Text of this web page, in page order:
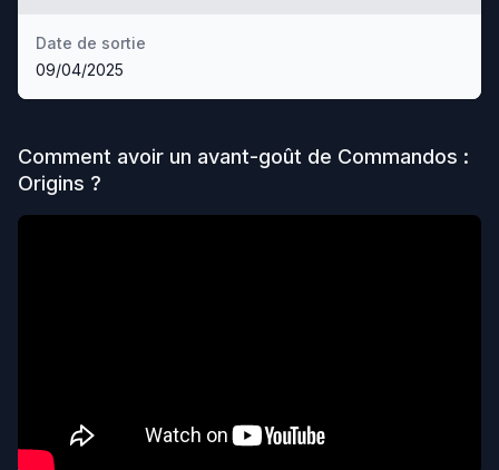
Date de sortie
09/04/2025
Comment avoir un avant-goût de Commandos :
Origins ?